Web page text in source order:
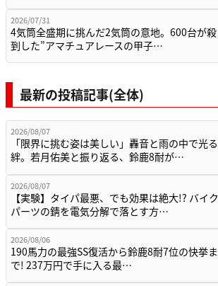
2026/07/31
4気筒全盛期に挑んだ2気筒の意地。600台が殺
到した”アマチュアレースの甲子…
最新の投稿記事(全体)
2026/08/07
「限界に挑む姿は美しい」轟音と雨の中で光る
絆。若月佑美と振り返る、鈴鹿8耐が…
2026/08/07
【実験】タイパ最悪、でも効果は絶大!? バイク
パーツの錆を電気分解で落とす方…
2026/08/06
190馬力の最強SS復活から鈴鹿8耐7位の快挙ま
で! 237万円で手に入る最…